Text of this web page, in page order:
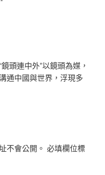
頭連中外”以鏡頭為媒，
通中國與世界，浮現多
不會公開。 必填欄位標